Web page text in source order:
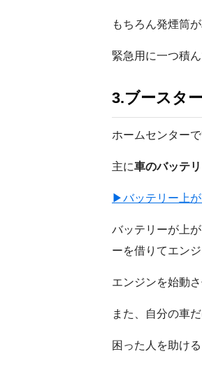
もちろん発煙筒
緊急用に一つ積
3.ブースタ
ホームセンター
主に車のバッテ
▶バッテリー上
バッテリーが上
ーを借りてエン
エンジンを始動
また、自分の車
困った人を助け